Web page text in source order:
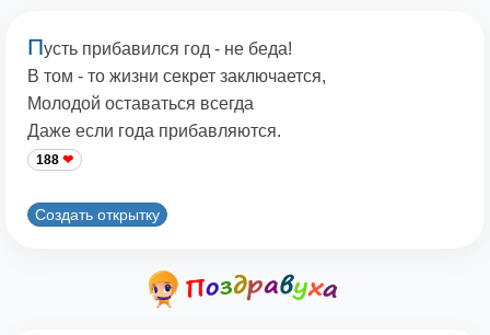
Пусть прибавился год - не беда!
В том - то жизни секрет заключается,
Молодой оставаться всегда
Даже если года прибавляются.
188
Создать открытку